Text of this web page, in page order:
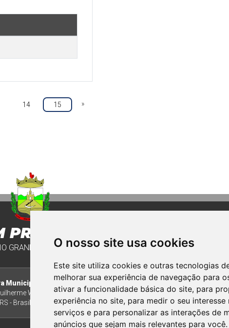
O nosso site usa cookies
Este site utiliza cookies e outras tecnologias
melhorar sua experiência de navegação para
ativar a funcionalidade básica do site, para
experiência no site, para medir o seu
serviços e para personalizar as interações de
anúncios que sejam mais relevantes para você.
14 15 »
PRINCIPIO
GRANDE DO SUL
Municipal
Winter 65 - Centro Bom
- Brasil CEP 95765-000
Contato
Telefone: (51)
Email: